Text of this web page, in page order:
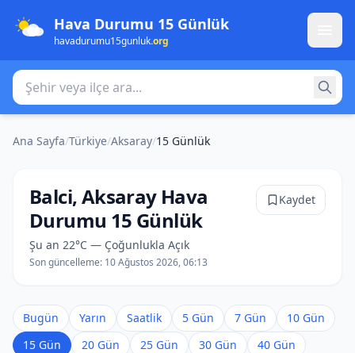
Hava Durumu 15 Günlük
havadurumu15gunluk.org
Şehir veya ilçe ara
Ana Sayfa/Türkiye/Aksaray/15 Günlük
Balci, Aksaray Hava
Durumu 15 Günlük
Şu an 22°C — Çoğunlukla Açık
Son güncelleme: 10 Ağustos 2026, 06:13
Kaydet
Bugün Yarın Saatlik 5 Gün 7 Gün
10 Gün
15 Gün
20 Gün 25 Gün 30 Gün
40 Gün